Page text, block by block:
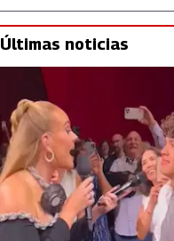
Últimas noticias